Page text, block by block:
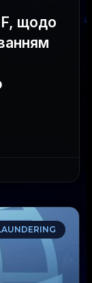
щодо